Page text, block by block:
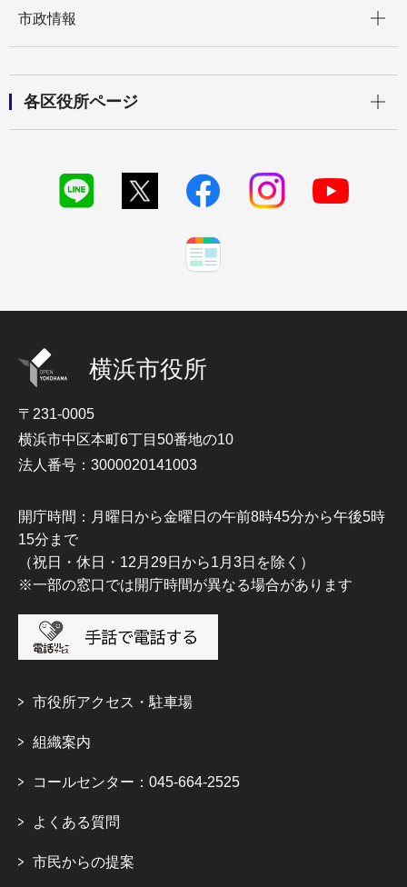
市政情報
各区役所ページ
横浜市役所
〒231-0005
横浜市中区本町6丁目50番地の10
法人番号：3000020141003
開庁時間：月曜日から金曜日の午前8時45分から午後5時
15分まで
（祝日・休日・12月29日から1月3日を除く）
※一部の窓口では開庁時間が異なる場合があります
市役所アクセス・駐車場
組織案内
コールセンター：045-664-2525
よくある質問
市民からの提案